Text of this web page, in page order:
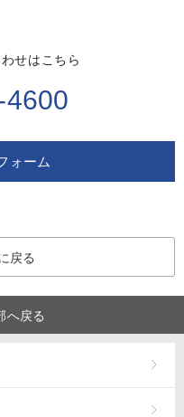
せはこちら
ォーム
戻る
へ戻る